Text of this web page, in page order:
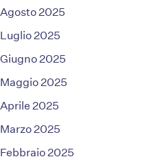
Agosto 2025
Luglio 2025
Giugno 2025
Maggio 2025
Aprile 2025
Marzo 2025
Febbraio 2025